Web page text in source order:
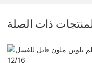
ذات الصلة